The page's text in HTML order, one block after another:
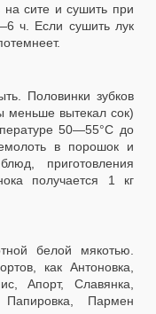
на сите и сушить при
ч. Если сушить лук
Половинки зубков
меньше вытекал сок)
50—55°С до
в порошок и
приготовления
получается 1 кг
белой мякотью.
как Антоновка,
Апорт, Славянка,
Папировка, Пармен